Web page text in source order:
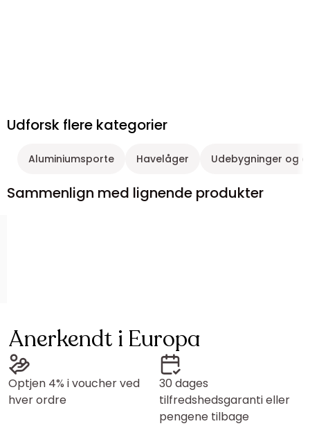
Udforsk flere kategorier
Aluminiumsporte Havelåger Udebygninger og
Sammenlign med lignende produkter
Anerkendt i Europa
Optjen 4% i voucher ved
hver ordre
30 dages
tilfredshedsgaranti eller
pengene tilbage